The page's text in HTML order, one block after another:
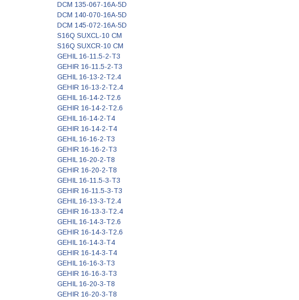
DCM 135-067-16A-5D
DCM 140-070-16A-5D
DCM 145-072-16A-5D
S16Q SUXCL-10 CM
S16Q SUXCR-10 CM
GEHIL 16-11.5-2-T3
GEHIR 16-11.5-2-T3
GEHIL 16-13-2-T2.4
GEHIR 16-13-2-T2.4
GEHIL 16-14-2-T2.6
GEHIR 16-14-2-T2.6
GEHIL 16-14-2-T4
GEHIR 16-14-2-T4
GEHIL 16-16-2-T3
GEHIR 16-16-2-T3
GEHIL 16-20-2-T8
GEHIR 16-20-2-T8
GEHIL 16-11.5-3-T3
GEHIR 16-11.5-3-T3
GEHIL 16-13-3-T2.4
GEHIR 16-13-3-T2.4
GEHIL 16-14-3-T2.6
GEHIR 16-14-3-T2.6
GEHIL 16-14-3-T4
GEHIR 16-14-3-T4
GEHIL 16-16-3-T3
GEHIR 16-16-3-T3
GEHIL 16-20-3-T8
GEHIR 16-20-3-T8